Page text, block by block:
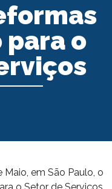
para o
Maio, em São Paulo, o